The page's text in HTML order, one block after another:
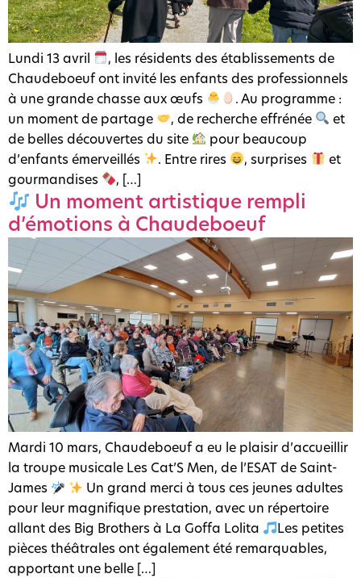
Lundi 13 avril
, les résidents des établissements de
Chaudeboeuf ont invité les enfants des professionnels
à une grande chasse aux œufs
. Au programme :
un moment de partage
, de recherche effrénée
et
de belles découvertes du site
pour beaucoup
d’enfants émerveillés
. Entre rires , surprises
et
gourmandises
, […]
Un moment artistique rempli
d’émotions à Chaudeboeuf
Mardi 10 mars, Chaudeboeuf a eu le plaisir d’accueillir
la troupe musicale Les Cat’S Men, de l’ESAT de Saint-
James
Un grand merci à tous ces jeunes adultes
pour leur magnifique prestation, avec un répertoire
allant des Big Brothers à La Goffa Lolita
Les petites
pièces théâtrales ont également été remarquables,
apportant une belle […]